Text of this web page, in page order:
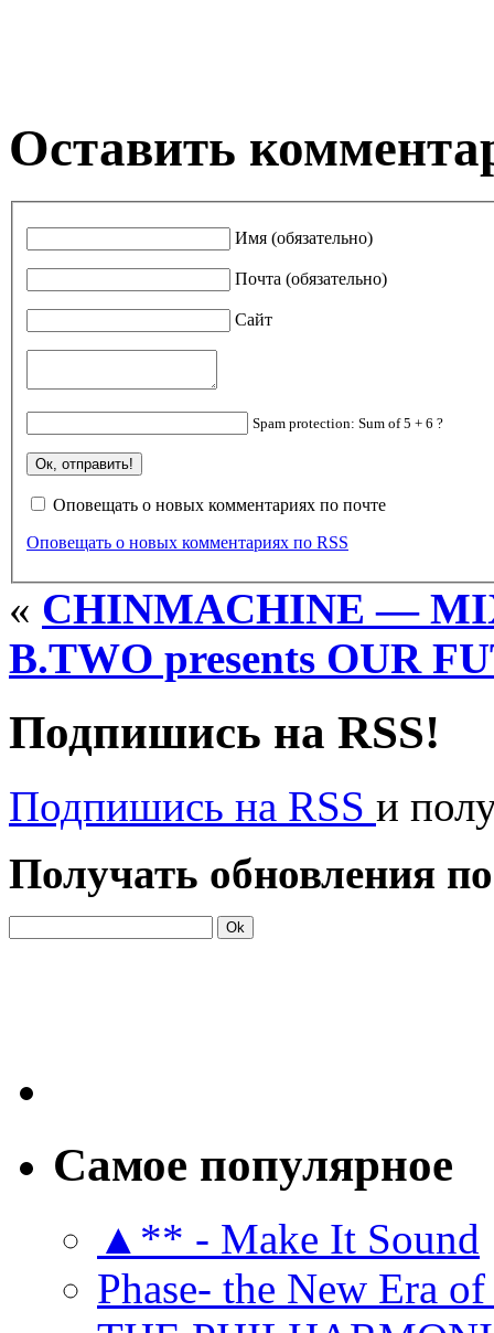
Оставить
Имя (обязательно)
Почта (обязательно)
Сайт
Spam protection: Sum of 5 + 6 ?
Оповещать о новых комментариях по почте
Оповещать о новых комментариях по RSS
« CHINMACHINE —
B.TWO presents OUR
Подпишись на RSS!
Подпишись на RSS и
Получать обновления
Самое популярное
▲** - Make It Sound
Phase- the New Era